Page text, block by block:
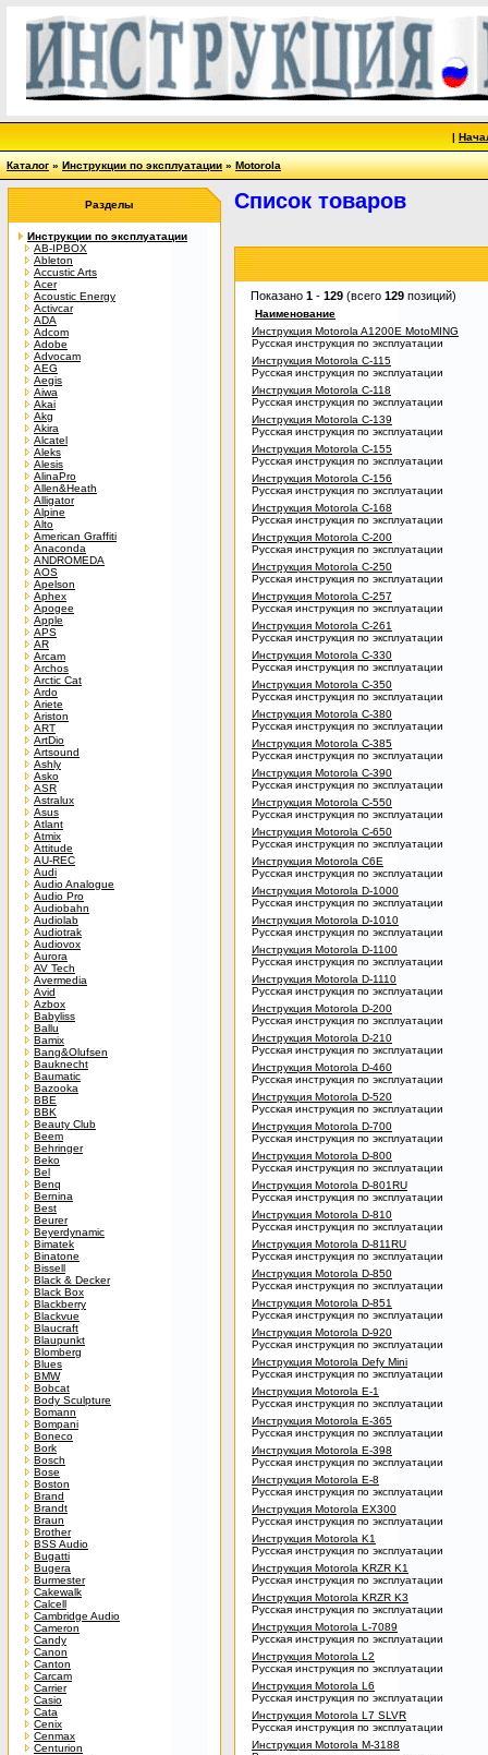
|
Каталог»Инструкции по эксплуатации»Motorola
Разделы
Инструкции по эксплуатации
AB-IPBOX
Ableton
Accustic Arts
Acer
Acoustic Energy
Activcar
ADA
Adcom
Adobe
Advocam
AEG
Aegis
Aiwa
Akai
Akg
Akira
Alcatel
Aleks
Alesis
AlinaPro
Allen&Heath
Alligator
Alpine
Alto
American Graffiti
Anaconda
ANDROMEDA
AOS
Apelson
Aphex
Apogee
Apple
APS
AR
Arcam
Archos
Arctic Cat
Ardo
Ariete
Ariston
ART
ArtDio
Artsound
Ashly
Asko
ASR
Astralux
Asus
Atlant
Atmix
Attitude
AU-REC
Audi
Audio Analogue
Audio Pro
Audiobahn
Audiolab
Audiotrak
Audiovox
Aurora
AV Tech
Avermedia
Avid
Azbox
Babyliss
Ballu
Bamix
Bang&Olufsen
Bauknecht
Baumatic
Bazooka
BBE
BBK
Beauty Club
Beem
Behringer
Beko
Bel
Benq
Bernina
Best
Beurer
Beyerdynamic
Bimatek
Binatone
Bissell
Black & Decker
Black Box
Blackberry
Blackvue
Blaucraft
Blaupunkt
Blomberg
Blues
BMW
Bobcat
Body Sculpture
Bomann
Bompani
Boneco
Bork
Bosch
Bose
Boston
Brand
Brandt
Braun
Brother
BSS Audio
Bugatti
Bugera
Burmester
Cakewalk
Calcell
Cambridge Audio
Cameron
Candy
Canon
Canton
Carcam
Carrier
Casio
Cata
Cenix
Cenmax
Centurion
Список товаров
Показано 1 - 129 (всего 129 позиций)
Наименование
Инструкция Motorola A1200E MotoMING
Русская инструкция по эксплуатации
Инструкция Motorola C-115
Русская инструкция по эксплуатации
Инструкция Motorola C-118
Русская инструкция по эксплуатации
Инструкция Motorola C-139
Русская инструкция по эксплуатации
Инструкция Motorola C-155
Русская инструкция по эксплуатации
Инструкция Motorola C-156
Русская инструкция по эксплуатации
Инструкция Motorola C-168
Русская инструкция по эксплуатации
Инструкция Motorola C-200
Русская инструкция по эксплуатации
Инструкция Motorola C-250
Русская инструкция по эксплуатации
Инструкция Motorola C-257
Русская инструкция по эксплуатации
Инструкция Motorola C-261
Русская инструкция по эксплуатации
Инструкция Motorola C-330
Русская инструкция по эксплуатации
Инструкция Motorola C-350
Русская инструкция по эксплуатации
Инструкция Motorola C-380
Русская инструкция по эксплуатации
Инструкция Motorola C-385
Русская инструкция по эксплуатации
Инструкция Motorola C-390
Русская инструкция по эксплуатации
Инструкция Motorola C-550
Русская инструкция по эксплуатации
Инструкция Motorola C-650
Русская инструкция по эксплуатации
Инструкция Motorola C6E
Русская инструкция по эксплуатации
Инструкция Motorola D-1000
Русская инструкция по эксплуатации
Инструкция Motorola D-1010
Русская инструкция по эксплуатации
Инструкция Motorola D-1100
Русская инструкция по эксплуатации
Инструкция Motorola D-1110
Русская инструкция по эксплуатации
Инструкция Motorola D-200
Русская инструкция по эксплуатации
Инструкция Motorola D-210
Русская инструкция по эксплуатации
Инструкция Motorola D-460
Русская инструкция по эксплуатации
Инструкция Motorola D-520
Русская инструкция по эксплуатации
Инструкция Motorola D-700
Русская инструкция по эксплуатации
Инструкция Motorola D-800
Русская инструкция по эксплуатации
Инструкция Motorola D-801RU
Русская инструкция по эксплуатации
Инструкция Motorola D-810
Русская инструкция по эксплуатации
Инструкция Motorola D-811RU
Русская инструкция по эксплуатации
Инструкция Motorola D-850
Русская инструкция по эксплуатации
Инструкция Motorola D-851
Русская инструкция по эксплуатации
Инструкция Motorola D-920
Русская инструкция по эксплуатации
Инструкция Motorola Defy Mini
Русская инструкция по эксплуатации
Инструкция Motorola E-1
Русская инструкция по эксплуатации
Инструкция Motorola E-365
Русская инструкция по эксплуатации
Инструкция Motorola E-398
Русская инструкция по эксплуатации
Инструкция Motorola E-8
Русская инструкция по эксплуатации
Инструкция Motorola EX300
Русская инструкция по эксплуатации
Инструкция Motorola K1
Русская инструкция по эксплуатации
Инструкция Motorola KRZR K1
Русская инструкция по эксплуатации
Инструкция Motorola KRZR K3
Русская инструкция по эксплуатации
Инструкция Motorola L-7089
Русская инструкция по эксплуатации
Инструкция Motorola L2
Русская инструкция по эксплуатации
Инструкция Motorola L6
Русская инструкция по эксплуатации
Инструкция Motorola L7 SLVR
Русская инструкция по эксплуатации
Инструкция Motorola M-3188